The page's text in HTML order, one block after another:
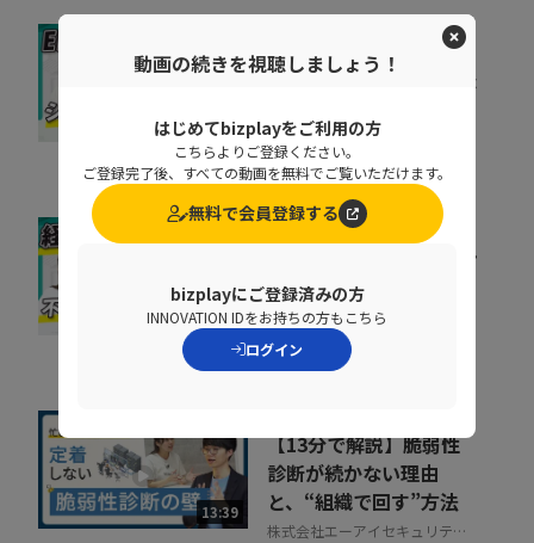
06:51
ERP刷新の前に考えるべ
き「入口改善」。現場が
使わない原因と整え方
TISI株式会社
11:26
精算業務は人の目で守れ
ない 目視検印がガバナ
ンスリスクになる理由
TISI株式会社
13:39
【13分で解説】脆弱性
診断が続かない理由
と、“組織で回す”方法
株式会社エーアイセキュリティ
動画の続きを視聴しましょう！
はじめてbizplayをご利用の方
こちらよりご登録ください。
ご登録完了後、すべての動画を無料でご覧いただけます。
無料で会員登録する
bizplayにご登録済みの方
INNOVATION IDをお持ちの方もこちら
ログイン